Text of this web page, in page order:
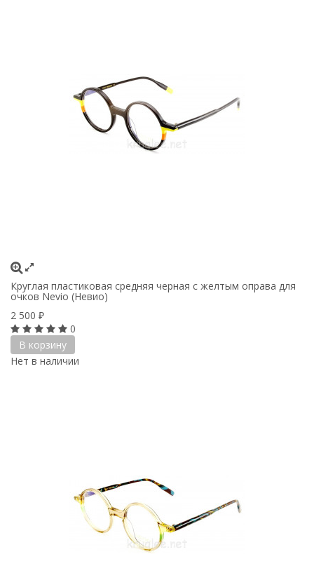
Круглая пластиковая средняя черная с желтым оправа для
очков Nevio (Невио)
2 500 ₽
0
В корзину
Нет в наличии